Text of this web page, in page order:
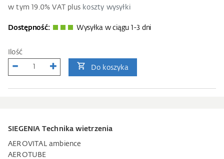
w tym19.0% VAT plus koszty wysyłki
Dostępność: Wysyłka w ciągu 1-3 dni
Ilość
Do koszyka
SIEGENIA Technika wietrzenia
AEROVITAL ambience
AEROTUBE